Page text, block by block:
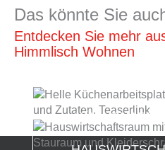
Das könnte Sie
Entdecken Sie mehr
Himmlisch Wohnen